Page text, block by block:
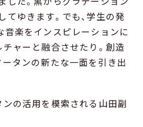
ゆきます。でも、学生の発
音楽をインスピレーションに
チャーと融合させたり。創造
ータンの新たな一面を引き出
の活用を模索される山田副